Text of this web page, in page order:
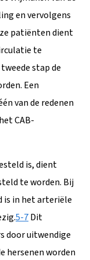
en vervolgens
patiënten dient
te
stap de
Een
van de redenen
CAB-
is, dient
te worden. Bij
is in het arteriële
5-7Dit
door uitwendige
hersenen worden